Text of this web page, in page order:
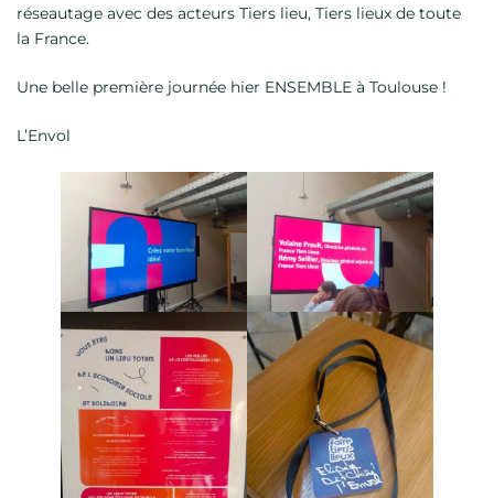
réseautage avec des acteurs Tiers lieu, Tiers lieux de toute
la France.
Une belle première journée hier ENSEMBLE à Toulouse !
L’Envol